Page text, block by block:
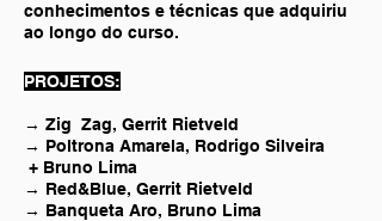
conhecimentos e técnicas que adquiriu
ao longo do curso.
PROJETOS:
→ Zig Zag, Gerrit Rietveld
→ Poltrona Amarela, Rodrigo Silveira
+ Bruno Lima
→ Red&Blue, Gerrit Rietveld
→ Banqueta Aro, Bruno Lima